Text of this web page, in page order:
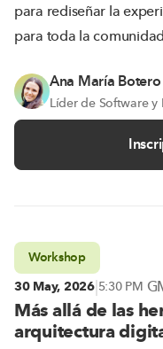
para rediseñar la
para toda la
Ana María Botero
Líder de Software
Workshop
30 May, 2026|5:30 PM
Más allá de las
arquitectura